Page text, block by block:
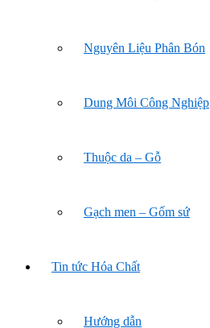
Nguyên Liệu Phân Bón
Dung Môi Công Nghiệp
Thuộc da – Gỗ
Gạch men – Gốm sứ
Tin tức Hóa Chất
Hướng dẫn